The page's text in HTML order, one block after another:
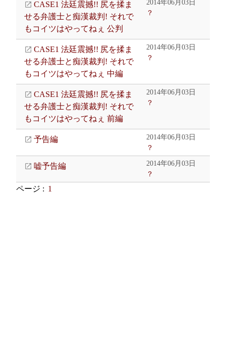
CASE1 法廷震撼!! 尻を揉ま
せる弁護士と痴漢裁判! それで
もコイツはやってねぇ 公判
2014年06月03日
？
CASE1 法廷震撼!! 尻を揉ま
せる弁護士と痴漢裁判! それで
もコイツはやってねぇ 中編
2014年06月03日
？
CASE1 法廷震撼!! 尻を揉ま
せる弁護士と痴漢裁判! それで
もコイツはやってねぇ 前編
2014年06月03日
？
予告編
2014年06月03日
？
嘘予告編
2014年06月03日
？
ページ : 1